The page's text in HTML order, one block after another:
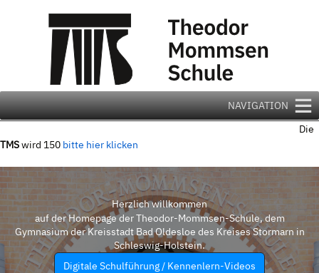
NAVIGATION
Die
TMSwird 150 bitte hier klicken
Herzlich willkommen
auf der Homepage der Theodor-Mommsen-Schule, dem
Gymnasium der Kreisstadt Bad Oldesloe des Kreises Stormarn in
Schleswig-Holstein.
Digitale Schulführung / Kennenlern-Videos